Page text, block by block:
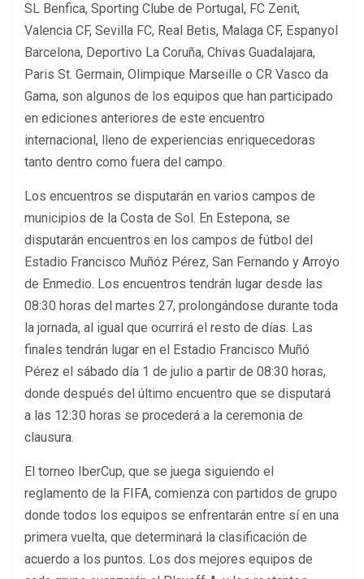
SL Benfica, Sporting Clube de Portugal, FC Zenit,
Valencia CF, Sevilla FC, Real Betis, Malaga CF, Espanyol
Barcelona, Deportivo La Coruña, Chivas Guadalajara,
Paris St. Germain, Olimpique Marseille o CR Vasco da
Gama, son algunos de los equipos que han participado
en ediciones anteriores de este encuentro
internacional, lleno de experiencias enriquecedoras
tanto dentro como fuera del campo.
Los encuentros se disputarán en varios campos de
municipios de la Costa de Sol. En Estepona, se
disputarán encuentros en los campos de fútbol del
Estadio Francisco Muñóz Pérez, San Fernando y Arroyo
de Enmedio. Los encuentros tendrán lugar desde las
08:30 horas del martes 27, prolongándose durante toda
la jornada, al igual que ocurrirá el resto de días. Las
finales tendrán lugar en el Estadio Francisco Muñó
Pérez el sábado día 1 de julio a partir de 08:30 horas,
donde después del último encuentro que se disputará
a las 12:30 horas se procederá a la ceremonia de
clausura.
El torneo IberCup, que se juega siguiendo el
reglamento de la FIFA, comienza con partidos de grupo
donde todos los equipos se enfrentarán entre sí en una
primera vuelta, que determinará la clasificación de
acuerdo a los puntos. Los dos mejores equipos de